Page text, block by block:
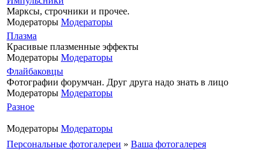
Марксы, строчники и прочее.
Модераторы Модераторы
Плазма
Красивые плазменные эффекты
Модераторы Модераторы
Флайбаковцы
Фотографии форумчан. Друг друга надо знать в лицо
Модераторы Модераторы
Разное
Модераторы Модераторы
Персональные фотогалереи » Ваша фотогалерея